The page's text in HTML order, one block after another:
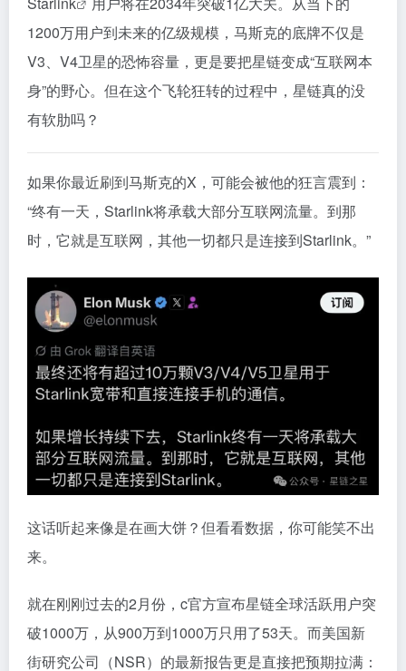
1200万用户到未来的亿级规模，马斯克的底牌不仅是
V3、V4卫星的恐怖容量，更是要把星链变成“互联网本
身”的野心。但在这个飞轮狂转的过程中，星链真的没
有软肋吗？
如果你最近刷到马斯克的X，可能会被他的狂言震到：
“终有一天，Starlink将承载大部分互联网流量。到那
时，它就是互联网，其他一切都只是连接到Starlink。”
这话听起来像是在画大饼？但看看数据，你可能笑不出
来。
就在刚刚过去的2月份，c官方宣布星链全球活跃用户突
破1000万，从900万到1000万只用了53天。而美国新
街研究公司（NSR）的最新报告更是直接把预期拉满：